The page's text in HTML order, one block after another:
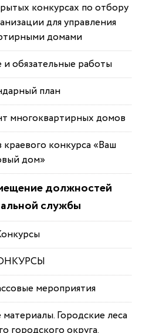
конкурсах по отбору
для управления
домами
обязательные работы
план
многоквартирных домов
краевого конкурса «Ваш
дом»
должностей
службы
мероприятия
Городские леса